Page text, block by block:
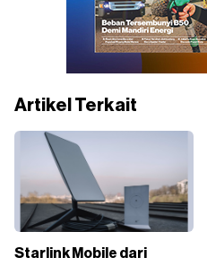
Artikel Terkait
Starlink Mobile dari